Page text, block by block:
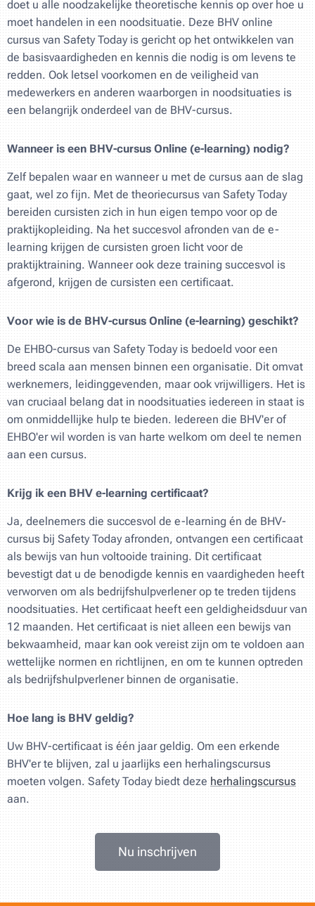
doet u alle noodzakelijke theoretische kennis op over hoe u
moet handelen in een noodsituatie. Deze BHV online
cursus van Safety Today is gericht op het ontwikkelen van
de basisvaardigheden en kennis die nodig is om levens te
redden. Ook letsel voorkomen en de veiligheid van
medewerkers en anderen waarborgen in noodsituaties is
een belangrijk onderdeel van de BHV-cursus.
Wanneer is een BHV-cursus Online (e-learning) nodig?
Zelf bepalen waar en wanneer u met de cursus aan de slag
gaat, wel zo fijn. Met de theoriecursus van Safety Today
bereiden cursisten zich in hun eigen tempo voor op de
praktijkopleiding. Na het succesvol afronden van de e-
learning krijgen de cursisten groen licht voor de
praktijktraining. Wanneer ook deze training succesvol is
afgerond, krijgen de cursisten een certificaat.
Voor wie is de BHV-cursus Online (e-learning) geschikt?
De EHBO-cursus van Safety Today is bedoeld voor een
breed scala aan mensen binnen een organisatie. Dit omvat
werknemers, leidinggevenden, maar ook vrijwilligers. Het is
van cruciaal belang dat in noodsituaties iedereen in staat is
om onmiddellijke hulp te bieden. Iedereen die BHV'er of
EHBO'er wil worden is van harte welkom om deel te nemen
aan een cursus.
Krijg ik een BHV e-learning certificaat?
Ja, deelnemers die succesvol de e-learning én de BHV-
cursus bij Safety Today afronden, ontvangen een certificaat
als bewijs van hun voltooide training. Dit certificaat
bevestigt dat u de benodigde kennis en vaardigheden heeft
verworven om als bedrijfshulpverlener op te treden tijdens
noodsituaties. Het certificaat heeft een geldigheidsduur van
12 maanden. Het certificaat is niet alleen een bewijs van
bekwaamheid, maar kan ook vereist zijn om te voldoen aan
wettelijke normen en richtlijnen, en om te kunnen optreden
als bedrijfshulpverlener binnen de organisatie.
Hoe lang is BHV geldig?
Uw BHV-certificaat is één jaar geldig. Om een erkende
BHV'er te blijven, zal u jaarlijks een herhalingscursus
moeten volgen. Safety Today biedt dezeherhalingscursus
aan.
Nu inschrijven